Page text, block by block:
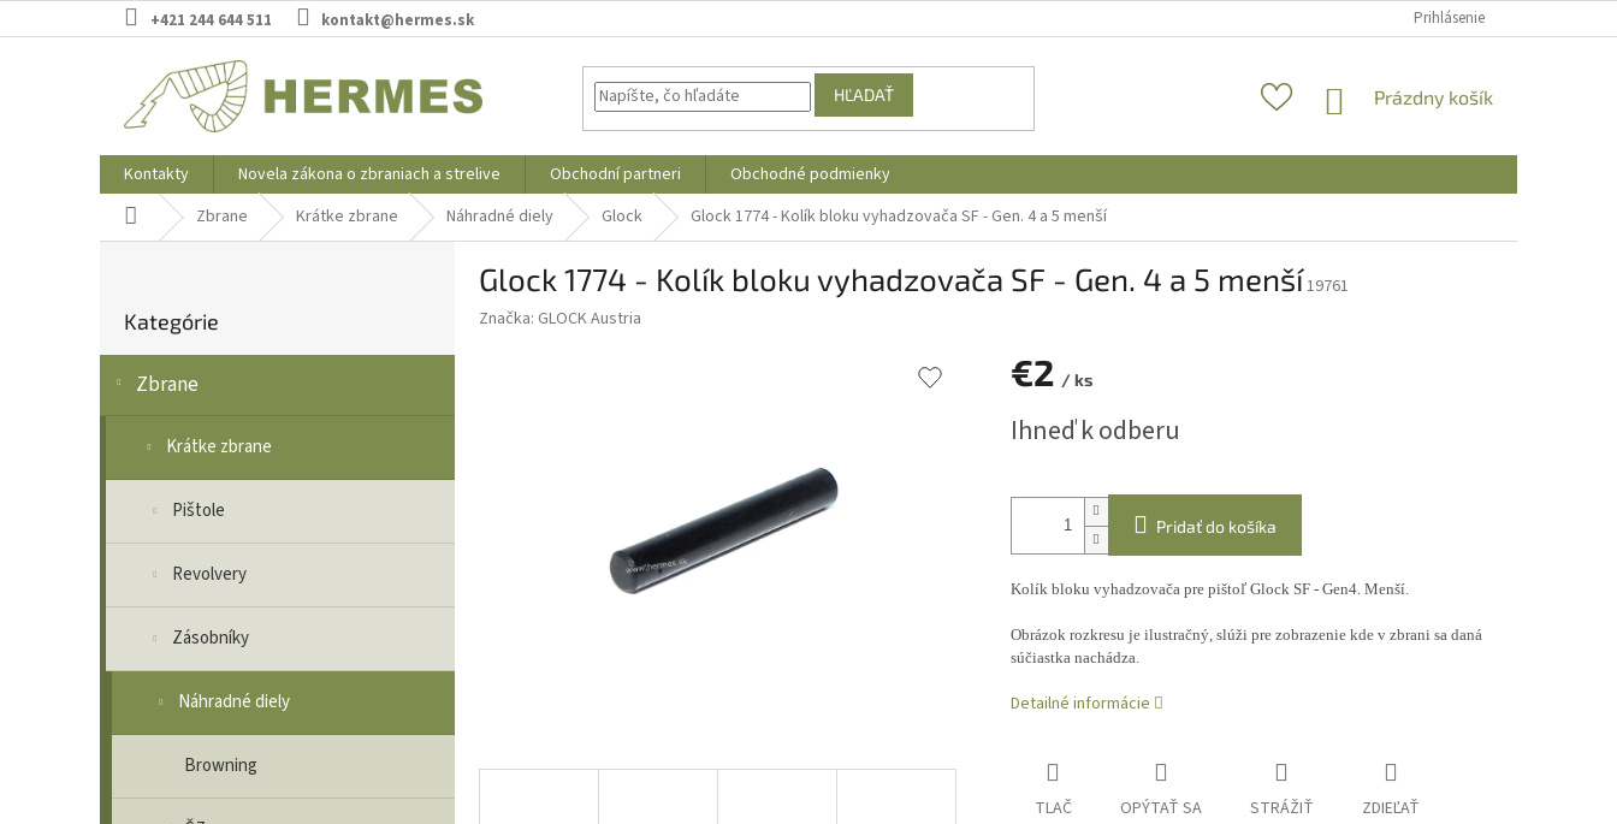
na
+421 244 644 511 kontakt@hermes.sk Prihlásenie
HĽADAŤ
NÁKUPNÝ
Prázdny košík
Kontakty Novela zákona o zbraniach a strelive Obchodní partneri
Obchodné podmienky
Domov Zbrane Krátke zbrane Náhradné diely Glock Glock 1774 - Kolík bloku vyhadzovača SF - Gen. 4 a 5 menší
ý
a
kategórie
Kategórie
Zbrane
Krátke zbrane
Pištole
Revolvery
Zásobníky
Náhradné diely
Browning
Glock 1774 - Kolík bloku vyhadzovača SF - Gen. 4 a 5 menší19761
Značka: GLOCK Austria
€2 / ks
cena:
Ihneď k odberu
Pridať do košíka
Kolík bloku vyhadzovača pre pištoľ Glock SF - Gen4. Menší.
Obrázok rozkresu je ilustračný, slúži pre zobrazenie kde v zbrani sa daná
súčiastka nachádza.
Detailné informácie
TLAČ OPÝTAŤ SA STRÁŽIŤ ZDIEĽAŤ